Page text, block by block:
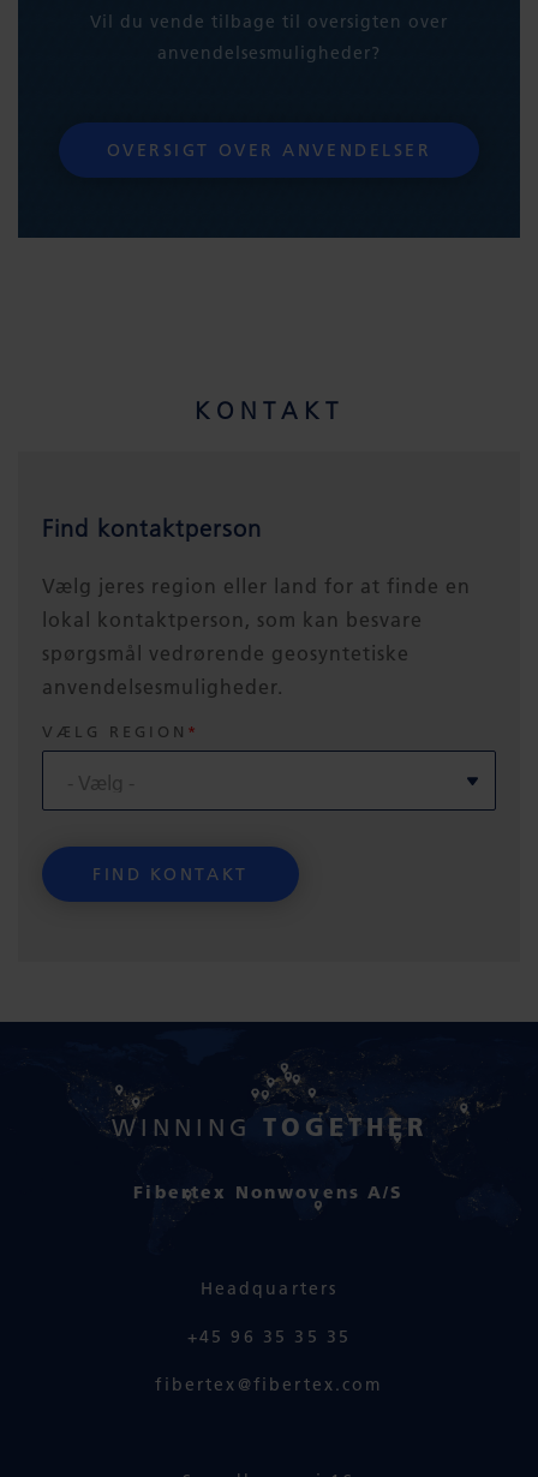
Vil du vende tilbage til oversigten over
anvendelsesmuligheder?
OVERSIGT OVER ANVENDELSER
KONTAKT
Find kontaktperson
Vælg jeres region eller land for at finde en
lokal kontaktperson, som kan besvare
spørgsmål vedrørende geosyntetiske
anvendelsesmuligheder.
VÆLG REGION
WINNING TOGETHER
Fibertex Nonwovens A/S
Headquarters
+45 96 35 35 35
fibertex@fibertex.com